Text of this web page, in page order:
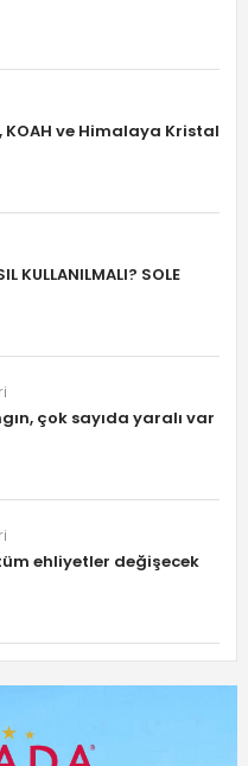
KOAH ve Himalaya Kristal
KULLANILMALI? SOLE
çok sayıda yaralı var
ehliyetler değişecek